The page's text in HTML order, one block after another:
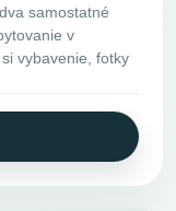
samostatné
v
vybavenie, fotky